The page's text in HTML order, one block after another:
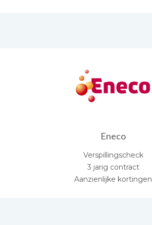
Eneco
Verspillingscheck
3 jarig contract
Aanzienlijke kortingen